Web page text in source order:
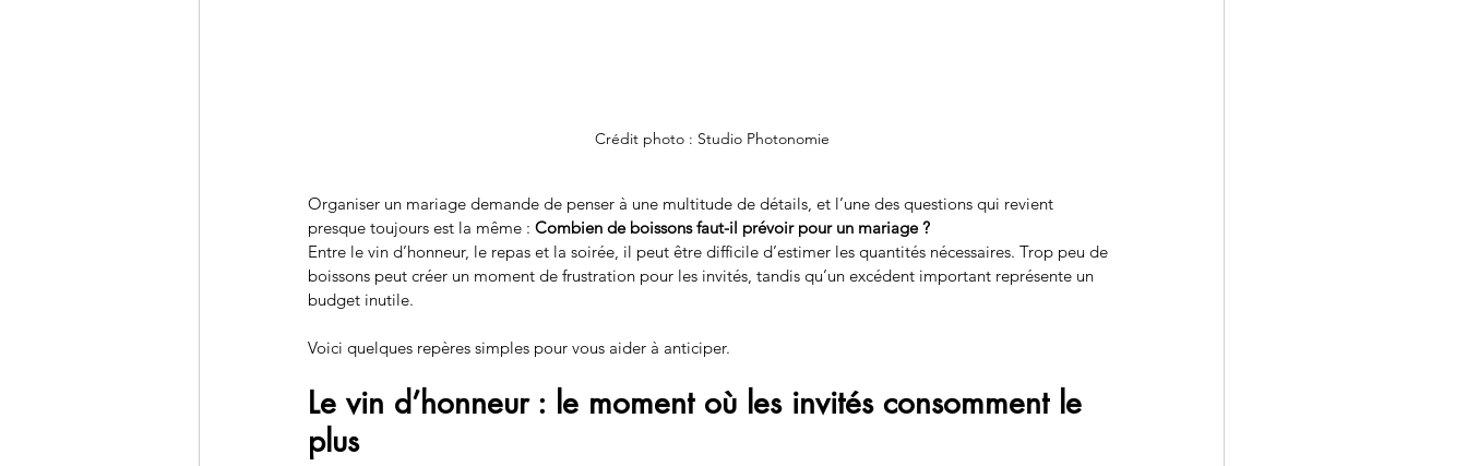
Crédit photo : Studio Photonomie
Organiser un mariage demande de penser à une multitude de détails, et l’une des questions qui revient
presque toujours est la même : Combien de boissons faut-il prévoir pour un mariage ?
Entre le vin d’honneur, le repas et la soirée, il peut être difficile d’estimer les quantités nécessaires. Trop peu de
boissons peut créer un moment de frustration pour les invités, tandis qu’un excédent important représente un
budget inutile.
Voici quelques repères simples pour vous aider à anticiper.
Le vin d’honneur : le moment où les invités consomment le
plus